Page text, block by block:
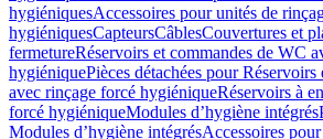
hygiéniquesAccessoires pour unités de
hygiéniquesCapteursCâblesCouvertures et
fermetureRéservoirs et commandes de WC
hygiéniquePièces détachées pour
avec rinçage forcé hygiéniqueRéservoirs à
forcé hygiéniqueModules d’hygiène intégrés
Modules d’hygiène intégrésAccessoires